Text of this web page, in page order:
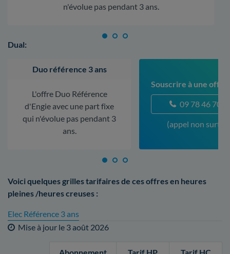
n'évolue pas pendant 3 ans.
Dual:
Duo référence 3 ans
L'offre Duo Référence
d'Engie avec une part fixe
qui n'évolue pas pendant 3
ans.
Souscrire à une offre
09 78 46 70
(appel non
Voici quelques grilles tarifaires de ces offres en heures
pleines /heures creuses :
Elec Référence 3 ans
Mise à jour le 3 août 2026